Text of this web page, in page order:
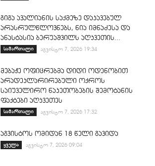
გიგა ავალიანის საქმეზე დაკავებულ
არასრულწლოვნებს, ნია იმნაძესა და
ანასტასია ბერუაშვილს აღკვეთის...
სამართალი აგვისტო 7, 2026 19:34
მებაჟე ოფიცრებმა დიდი ოდენობით
არადეკლარირებული ოქროს
საიუველირო ნაკეთობების შემოტანის
ფაქტები აღკვეთეს
სამართალი აგვისტო 7, 2026 17:32
აგვისტოს ომიდან 18 წელი გავიდა
ყველა აგვისტო 7, 2026 09:04